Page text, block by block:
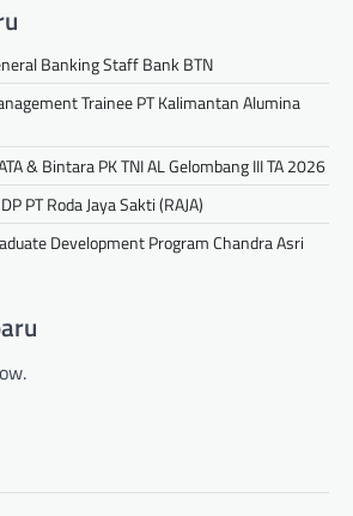
Banking Staff Bank BTN
Trainee PT Kalimantan Alumina
& Bintara PK TNI AL Gelombang III TA 2026
PT Roda Jaya Sakti (RAJA)
Development Program Chandra Asri